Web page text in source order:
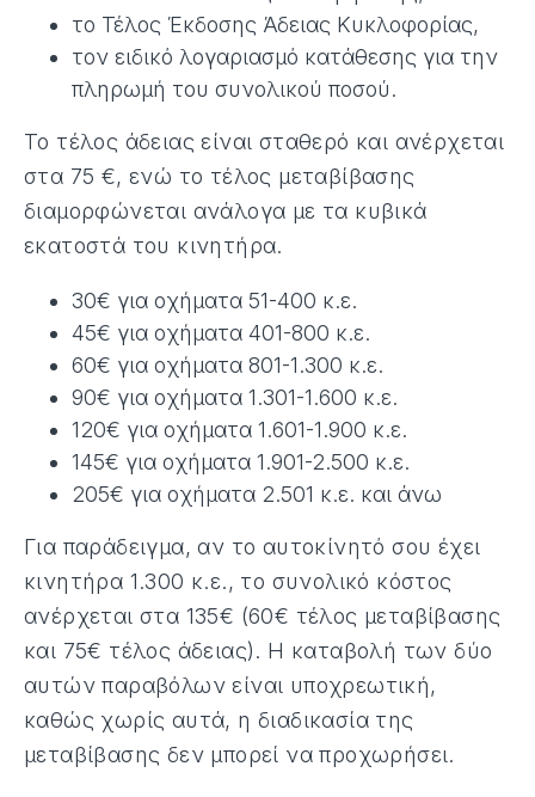
το Τέλος Έκδοσης Άδειας Κυκλοφορίας,
τον ειδικό λογαριασμό κατάθεσης για την
πληρωμή του συνολικού ποσού.
Το τέλος άδειας είναι σταθερό και ανέρχεται
στα 75 €, ενώ το τέλος μεταβίβασης
διαμορφώνεται ανάλογα με τα κυβικά
εκατοστά του κινητήρα.
30€ για οχήματα 51-400 κ.ε.
45€ για οχήματα 401-800 κ.ε.
60€ για οχήματα 801-1.300 κ.ε.
90€ για οχήματα 1.301-1.600 κ.ε.
120€ για οχήματα 1.601-1.900 κ.ε.
145€ για οχήματα 1.901-2.500 κ.ε.
205€ για οχήματα 2.501 κ.ε. και άνω
Για παράδειγμα, αν το αυτοκίνητό σου έχει
κινητήρα 1.300 κ.ε., το συνολικό κόστος
ανέρχεται στα 135€ (60€ τέλος μεταβίβασης
και 75€ τέλος άδειας). Η καταβολή των δύο
αυτών παραβόλων είναι υποχρεωτική,
καθώς χωρίς αυτά, η διαδικασία της
μεταβίβασης δεν μπορεί να προχωρήσει.